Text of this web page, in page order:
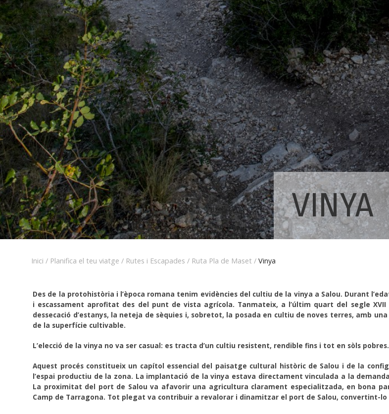
VINYA
Inici / Planifica el teu viatge / Rutes i Escapades / Ruta Pla de Maset / Vinya
Des de la protohistòria i l’època romana tenim evidències del cultiu de la vinya a Salou. Durant
i escassament aprofitat des del punt de vista agrícola. Tanmateix, a l’últim quart del segle
dessecació d’estanys, la neteja de sèquies i, sobretot, la posada en cultiu de noves terres, amb
de la superfície cultivable.
L’elecció de la vinya no va ser casual: es tracta d’un cultiu resistent, rendible fins i tot en sòls pobres.
Aquest procés constitueix un capítol essencial del paisatge cultural històric de Salou i de la
l’espai productiu de la zona. La implantació de la vinya estava directament vinculada a la
La proximitat del port de Salou va afavorir una agricultura clarament especialitzada, en bona
Camp de Tarragona. Tot plegat va contribuir a revalorar i dinamitzar el port de Salou, convertint-lo